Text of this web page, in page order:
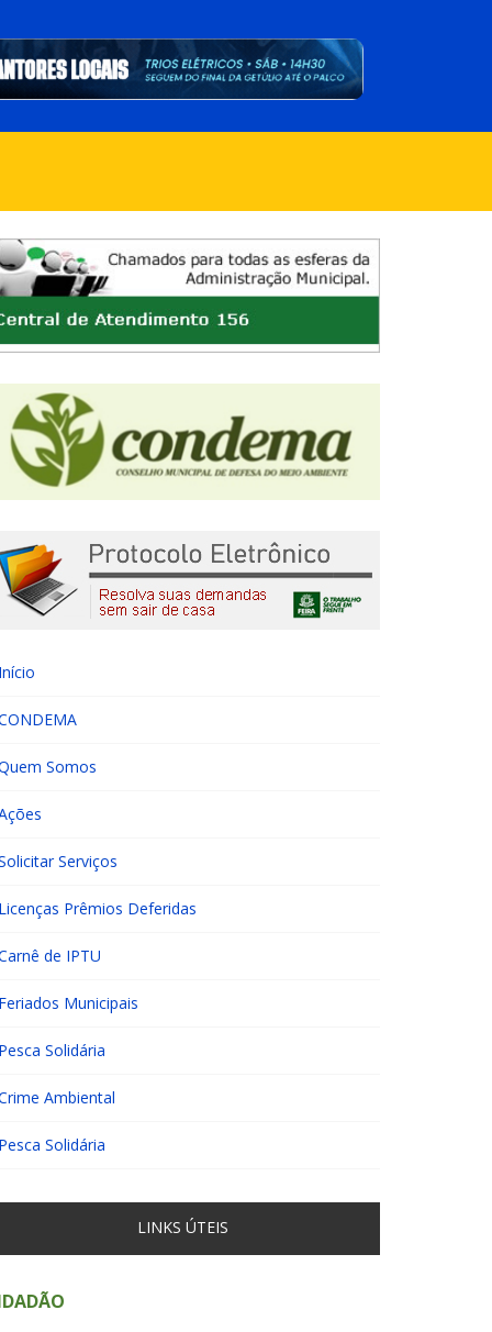
Somos
Serviços
Prêmios Deferidas
de IPTU
Municipais
Solidária
Ambiental
Solidária
LINKS ÚTEIS